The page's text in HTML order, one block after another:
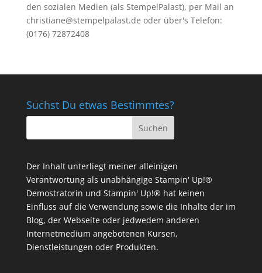
den sozialen Medien (als StempelPalast), per Mail an
christiane@stempelpalast.de oder über's Telefon:
(0176) 72872408
Suchst Du etwas Bestimmtes?
Der Inhalt unterliegt meiner alleinigen
Verantwortung als unabhängige Stampin' Up!®
Demostratorin und Stampin' Up!® hat keinen
Einfluss auf die Verwendung sowie die Inhalte der im
Blog, der Webseite oder jedwedem anderen
Internetmedium angebotenen Kursen,
Dienstleistungen oder Produkten.